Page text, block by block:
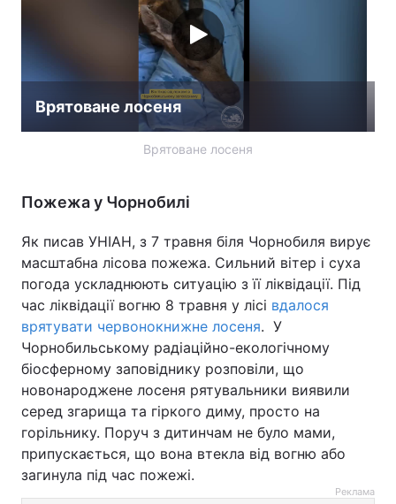
Врятоване лосеня
Врятоване лосеня
Пожежа у Чорнобилі
Як писав УНІАН, з 7 травня біля Чорнобиля вирує
масштабна лісова пожежа. Сильний вітер і суха
погода ускладнюють ситуацію з її ліквідації. Під
час ліквідації вогню 8 травня у лісі вдалося
врятувати червонокнижне лосеня. У
Чорнобильському радіаційно-екологічному
біосферному заповіднику розповіли, що
новонароджене лосеня рятувальники виявили
серед згарища та гіркого диму, просто на
горільнику. Поруч з дитинчам не було мами,
припускається, що вона втекла від вогню або
загинула під час пожежі.
Реклама